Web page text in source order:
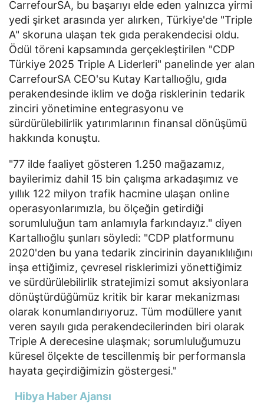
CarrefourSA, bu başarıyı elde eden yalnızca yirmi
yedi şirket arasında yer alırken, Türkiye'de "Triple
A" skoruna ulaşan tek gıda perakendecisi oldu.
Ödül töreni kapsamında gerçekleştirilen "CDP
Türkiye 2025 Triple A Liderleri" panelinde yer alan
CarrefourSA CEO'su Kutay Kartallıoğlu, gıda
perakendesinde iklim ve doğa risklerinin tedarik
zinciri yönetimine entegrasyonu ve
sürdürülebilirlik yatırımlarının finansal dönüşümü
hakkında konuştu.
"77 ilde faaliyet gösteren 1.250 mağazamız,
bayilerimiz dahil 15 bin çalışma arkadaşımız ve
yıllık 122 milyon trafik hacmine ulaşan online
operasyonlarımızla, bu ölçeğin getirdiği
sorumluluğun tam anlamıyla farkındayız." diyen
Kartallıoğlu şunları söyledi: "CDP platformunu
2020'den bu yana tedarik zincirinin dayanıklılığını
inşa ettiğimiz, çevresel risklerimizi yönettiğimiz
ve sürdürülebilirlik stratejimizi somut aksiyonlara
dönüştürdüğümüz kritik bir karar mekanizması
olarak konumlandırıyoruz. Tüm modüllere yanıt
veren sayılı gıda perakendecilerinden biri olarak
Triple A derecesine ulaşmak; sorumluluğumuzu
küresel ölçekte de tescillenmiş bir performansla
hayata geçirdiğimizin göstergesi."
Hibya Haber Ajansı